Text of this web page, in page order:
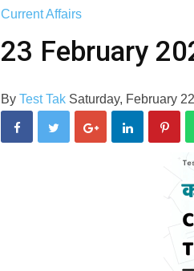
Current Affairs
23 February
By Test Tak Saturday, February